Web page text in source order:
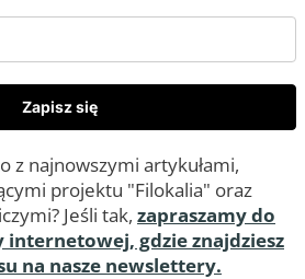
Zapisz się
z najnowszymi artykułami,
projektu "Filokalia" oraz
Jeśli tak, zapraszamy do
gdzie znajdziesz
na nasze newslettery.